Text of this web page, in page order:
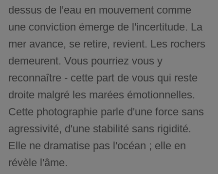
dessus de l'eau en mouvement comme
une conviction émerge de l'incertitude. La
mer avance, se retire, revient. Les rochers
demeurent. Vous pourriez vous y
reconnaître - cette part de vous qui reste
droite malgré les marées émotionnelles.
Cette photographie parle d'une force sans
agressivité, d'une stabilité sans rigidité.
Elle ne dramatise pas l'océan ; elle en
révèle l'âme.